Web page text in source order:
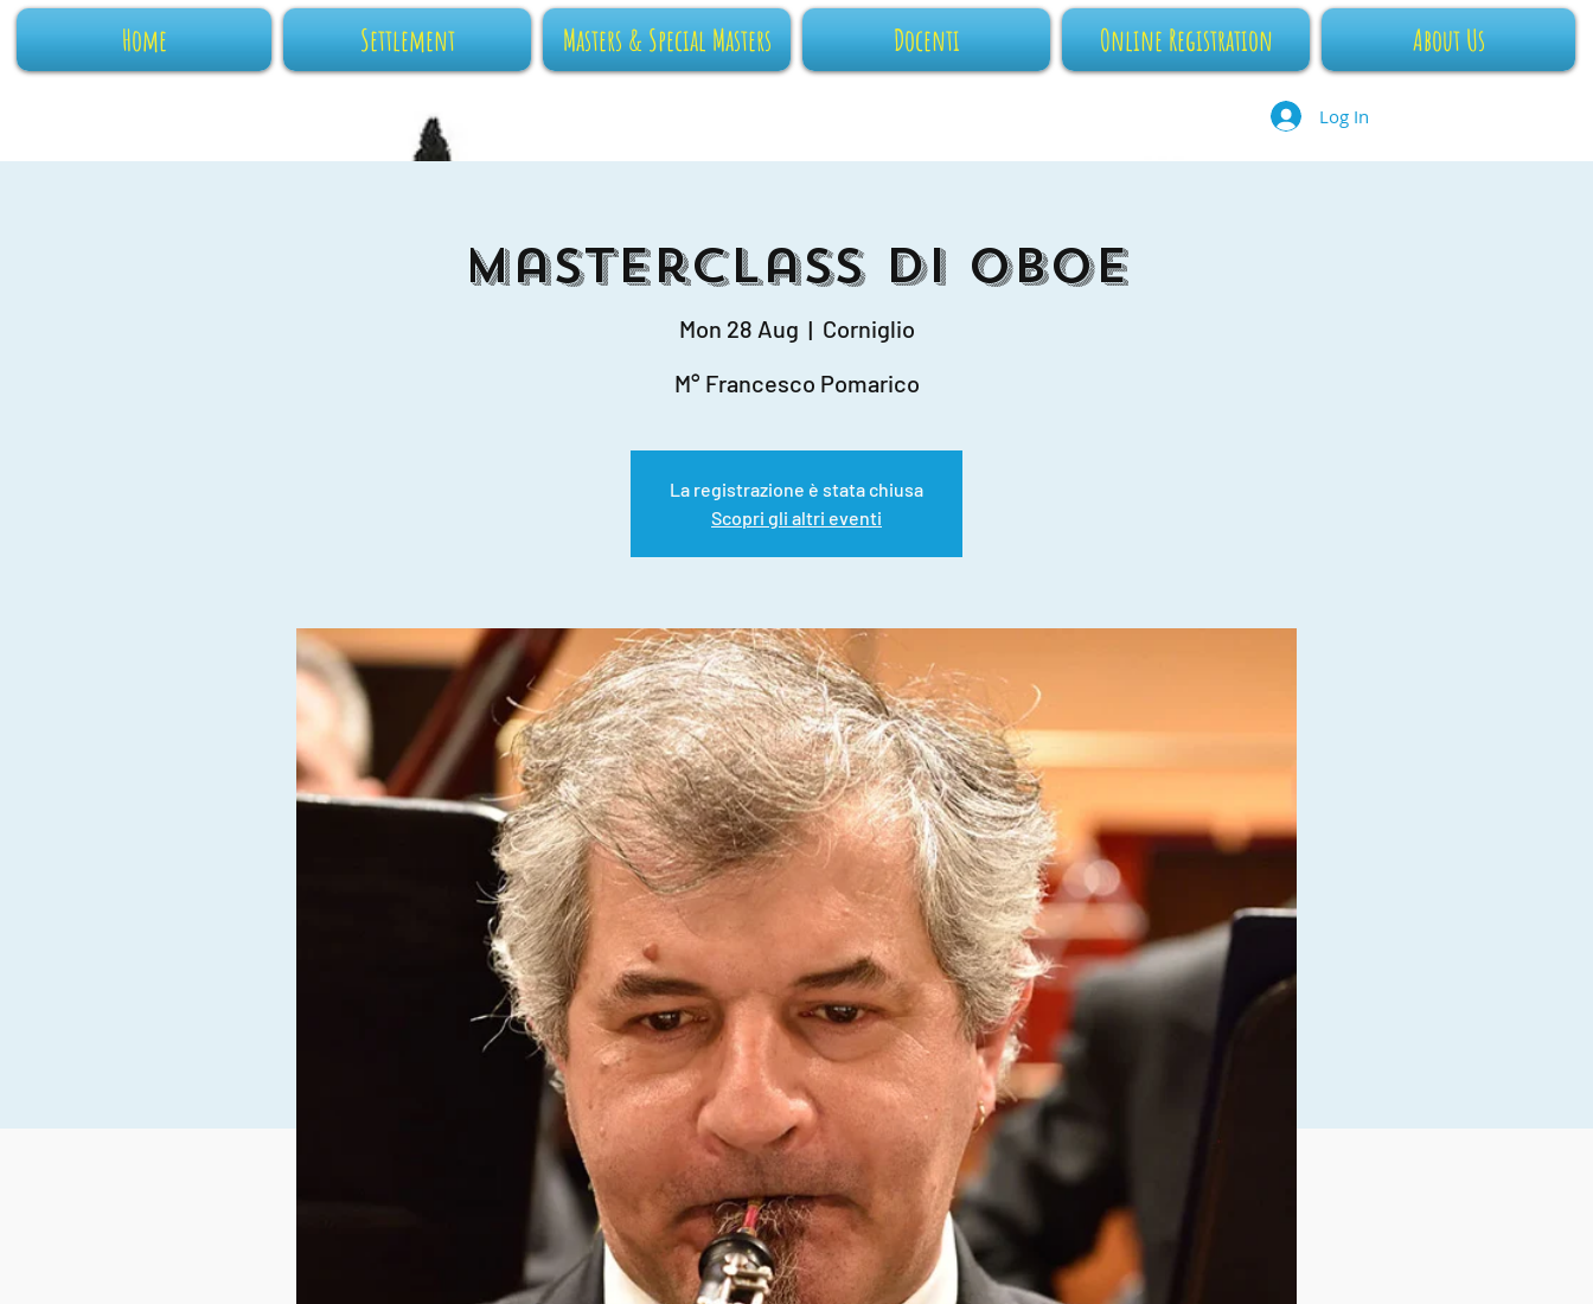
Home Settlement Masters & Special Masters Docenti Online Registration About Us
Log In
Masterclass di Oboe
Mon 28 Aug
  |
Corniglio
M° Francesco Pomarico
La registrazione è stata chiusa
Scopri gli altri eventi